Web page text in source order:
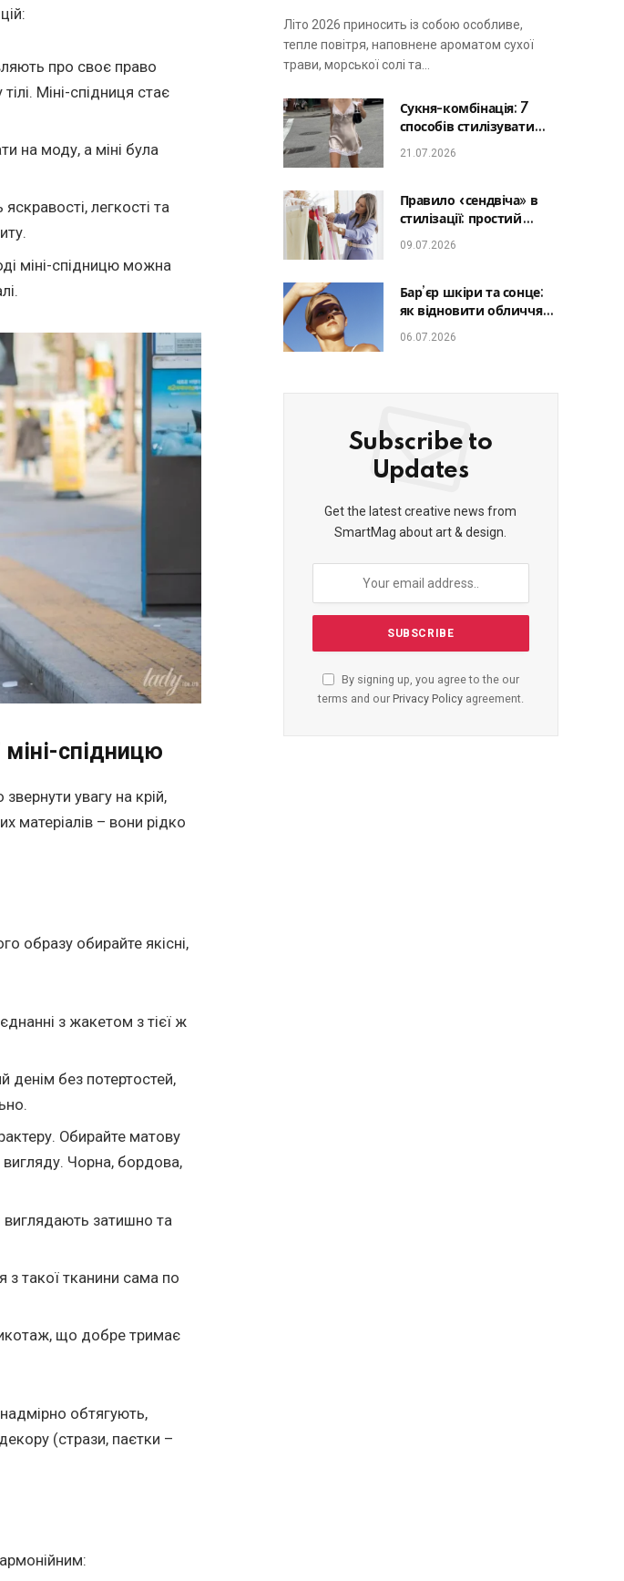
про своє право
Міні-спідниця стає
на моду, а міні була
легкості та
міні-спідницю можна
спідницю
увагу на крій,
матеріалів – вони рідко
образу обирайте якісні,
з жакетом з тієї ж
денім без потертостей,
Обирайте матову
вигляду. Чорна, бордова,
виглядають затишно та
з такої тканини сама по
що добре тримає
обтягують,
(стрази, паєтки –
Літо 2026 приносить із собою особливе,
тепле повітря, наповнене ароматом сухої
трави, морської солі та…
Сукня-комбінація: 7
способів стилізувати
головну базу літа від
21.07.2026
Правило «сендвіча» в
стилізації: простий
лайфхак, який зробить
09.07.2026
Бар’єр шкіри та сонце:
як відновити обличчя
після відпустки та
06.07.2026
Subscribe to
Updates
Get the latest creative news from
SmartMag about art & design.
By signing up, you agree to the our
terms and our Privacy Policyagreement.